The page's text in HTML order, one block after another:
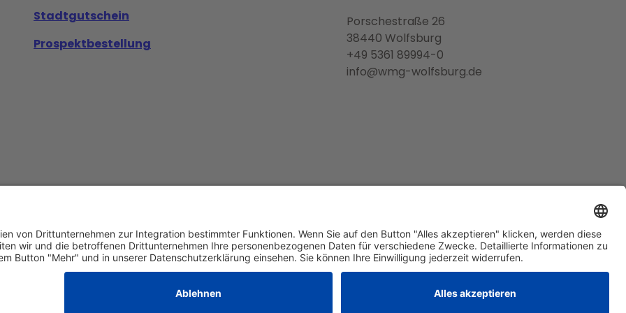
Stadtgutschein
Prospektbestellung
Porschestraße 26
38440 Wolfsburg
+49 5361 89994-0
info@wmg-wolfsburg.de